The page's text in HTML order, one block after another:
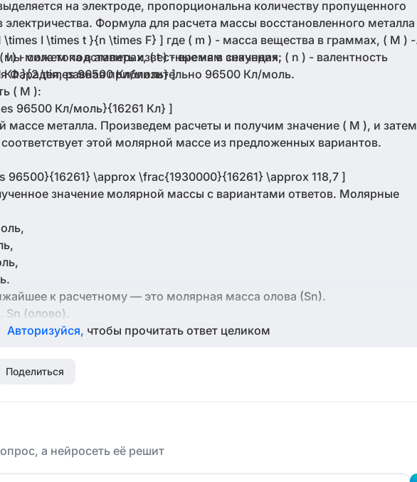
на электроде, пропорциональна количеству пропущенного
электричества. Формула для расчета массы восстановленного металла
I \times t }{n \times F} ] где ( m ) - масса вещества в граммах, ( M ) -
) - сила тока в амперах, ( t ) - время в секундах, ( n ) - валентность
Фарадея, равная приблизительно 96500 Кл/моль.
мы можем подставить известные нам значения:
Кл }{2 \times 96500 Кл/моль} ]
( M ):
96500 Кл/моль}{16261 Кл} ]
массе металла. Произведем расчеты и получим значение ( M ), и затем
этой молярной массе из предложенных вариантов.
96500}{16261} \approx \frac{1930000}{16261} \approx 118,7 ]
значение молярной массы с вариантами ответов. Молярные
к расчетному — это молярная масса олова (Sn).
Sn (олово).
Авторизуйся, чтобы прочитать ответ целиком
Поделиться
а нейросеть её решит